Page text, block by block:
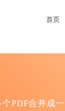
首页
PDF合并成